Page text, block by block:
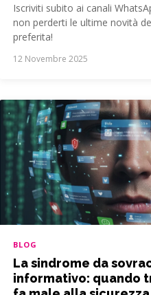
Iscriviti subito ai canali
non perderti le ultime novità
preferita!
12 Novembre 2025
BLOG
La sindrome da
informativo: quando